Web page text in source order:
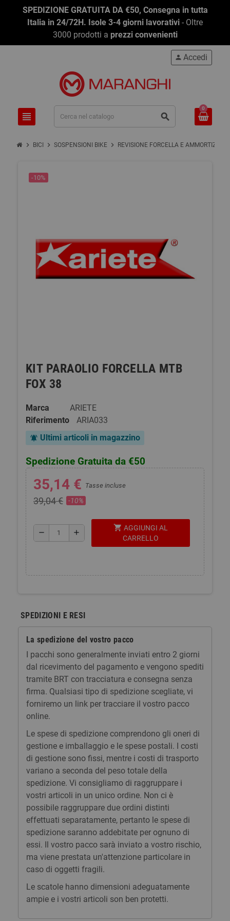
SPEDIZIONE GRATUITA DA €50, Consegna in tutta
Italia in 24/72H. Isole 3-4 giorni lavorativi - Oltre
3000 prodotti a prezzi convenienti
view_headline search
person Accedi
0
chevron_right BICI chevron_right SOSPENSIONI BIKE chevron_right REVISIONE FORCELLA E AMMORTIZ.
-10%
KIT PARAOLIO FORCELLA MTB
FOX 38
Marca
ARIETE
Riferimento
ARIA033
notifications_active Ultimi articoli in magazzino
Spedizione Gratuita da €50
35,14 € Tasse incluse
39,04 € -10%
remove add
shopping_cart AGGIUNGI AL
CARRELLO
SPEDIZIONI E RESI
La spedizione del vostro pacco
I pacchi sono generalmente inviati entro 2 giorni
dal ricevimento del pagamento e vengono spediti
tramite BRT con tracciatura e consegna senza
firma. Qualsiasi tipo di spedizione scegliate, vi
forniremo un link per tracciare il vostro pacco
online.
Le spese di spedizione comprendono gli oneri di
gestione e imballaggio e le spese postali. I costi
di gestione sono fissi, mentre i costi di trasporto
variano a seconda del peso totale della
spedizione. Vi consigliamo di raggruppare i
vostri articoli in un unico ordine. Non ci è
possibile raggruppare due ordini distinti
effettuati separatamente, pertanto le spese di
spedizione saranno addebitate per ognuno di
essi. Il vostro pacco sarà inviato a vostro rischio,
ma viene prestata un'attenzione particolare in
caso di oggetti fragili.
Le scatole hanno dimensioni adeguatamente
ampie e i vostri articoli son ben protetti.